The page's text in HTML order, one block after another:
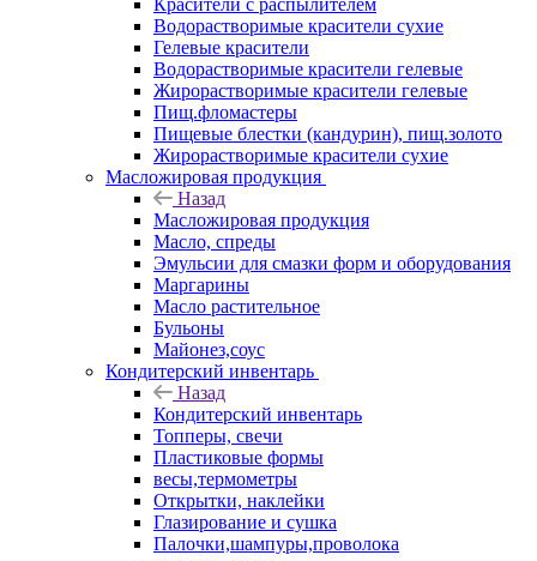
Красители с распылителем
Водорастворимые красители сухие
Гелевые красители
Водорастворимые красители гелевые
Жирорастворимые красители гелевые
Пищ.фломастеры
Пищевые блестки (кандурин), пищ.золото
Жирорастворимые красители сухие
Масложировая продукция
Назад
Масложировая продукция
Масло, спреды
Эмульсии для смазки форм и оборудования
Маргарины
Масло растительное
Бульоны
Майонез,соус
Кондитерский инвентарь
Назад
Кондитерский инвентарь
Топперы, свечи
Пластиковые формы
весы,термометры
Открытки, наклейки
Глазирование и сушка
Палочки,шампуры,проволока